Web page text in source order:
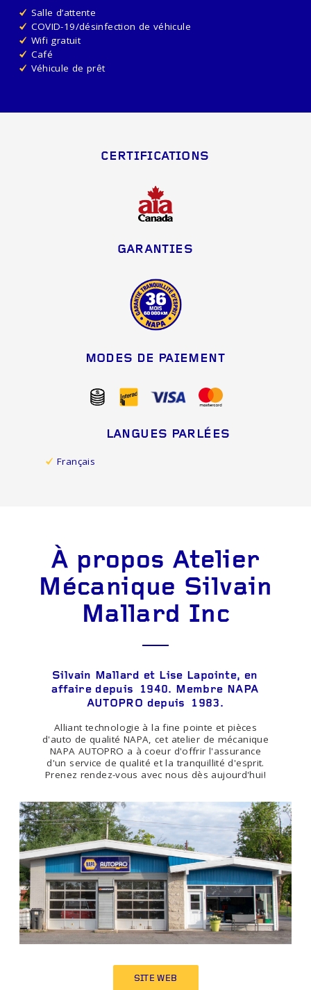
Salle d’attente
COVID-19/désinfection de véhicule
Wifi gratuit
Café
Véhicule de prêt
CERTIFICATIONS
GARANTIES
MODES DE PAIEMENT
LANGUES PARLÉES
Français
À propos Atelier
Mécanique Silvain
Mallard Inc
Silvain Mallard et Lise Lapointe, en
affaire depuis 1940. Membre NAPA
AUTOPRO depuis 1983.
Alliant technologie à la fine pointe et pièces
d'auto de qualité NAPA, cet atelier de mécanique
NAPA AUTOPRO a à coeur d'offrir l'assurance
d'un service de qualité et la tranquillité d'esprit.
Prenez rendez-vous avec nous dès aujourd'hui!
SITE WEB